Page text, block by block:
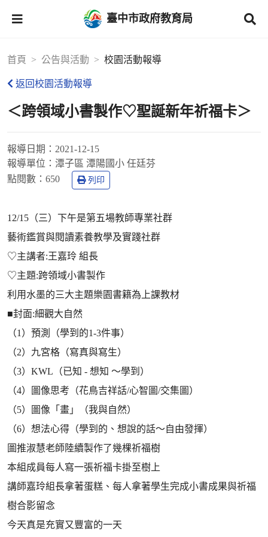
臺中市政府教育局
首頁 公告與活動 校園活動報導
返回校園活動報導
＜跨領域小書製作♡聖誕新年祈福卡＞
報導日期： 2021-12-15
報導單位： 潭子區 潭陽國小 任廷芬
點閱數： 650 列印
12/15（三）下午是第五場教師專業社群
藝術鑑賞與閱讀素養教學及實踐社群
♡主講者:王嘉玲 組長
♡主題:跨領域小書製作
利用水墨的三大主題樂園書籍為上課教材
■封面:細觀大自然
（1）預測（學到的1-3件事）
（2）九宮格（寫真與寫生）
（3）KWL（已知 - 想知 ～學到）
（4）圖像思考（花鳥吉祥話/心智圖/交集圖）
（5）圖像「畫」（我與自然）
（6）想法心得（學到的、想說的話～自由發揮）
圖推淑慧老師陸續製作了幾棵祈福樹
本組成員每人寫一張祈福卡掛至樹上
講師嘉玲組長拿著蛋糕、每人拿著學生完成小書成果與祈福
樹合影留念
今天真是充實又豐富的一天